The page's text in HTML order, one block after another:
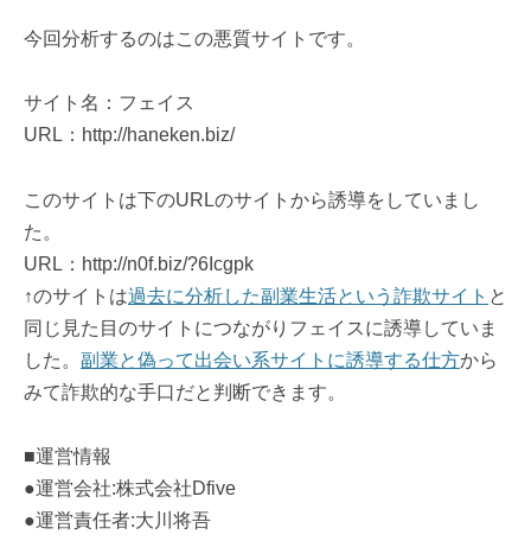
今回分析するのはこの悪質サイトです。
サイト名：フェイス
URL：http://haneken.biz/
このサイトは下のURLのサイトから誘導をしていまし
た。
URL：http://n0f.biz/?6Icgpk
↑のサイトは過去に分析した副業生活という詐欺サイト と
同じ見た目のサイトにつながりフェイスに誘導していま
した。 副業と偽って出会い系サイトに誘導する仕方から
みて詐欺的な手口だと判断できます。
■運営情報
●運営会社:株式会社Dfive
●運営責任者:大川将吾